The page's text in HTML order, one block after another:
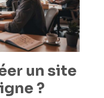
un site
?